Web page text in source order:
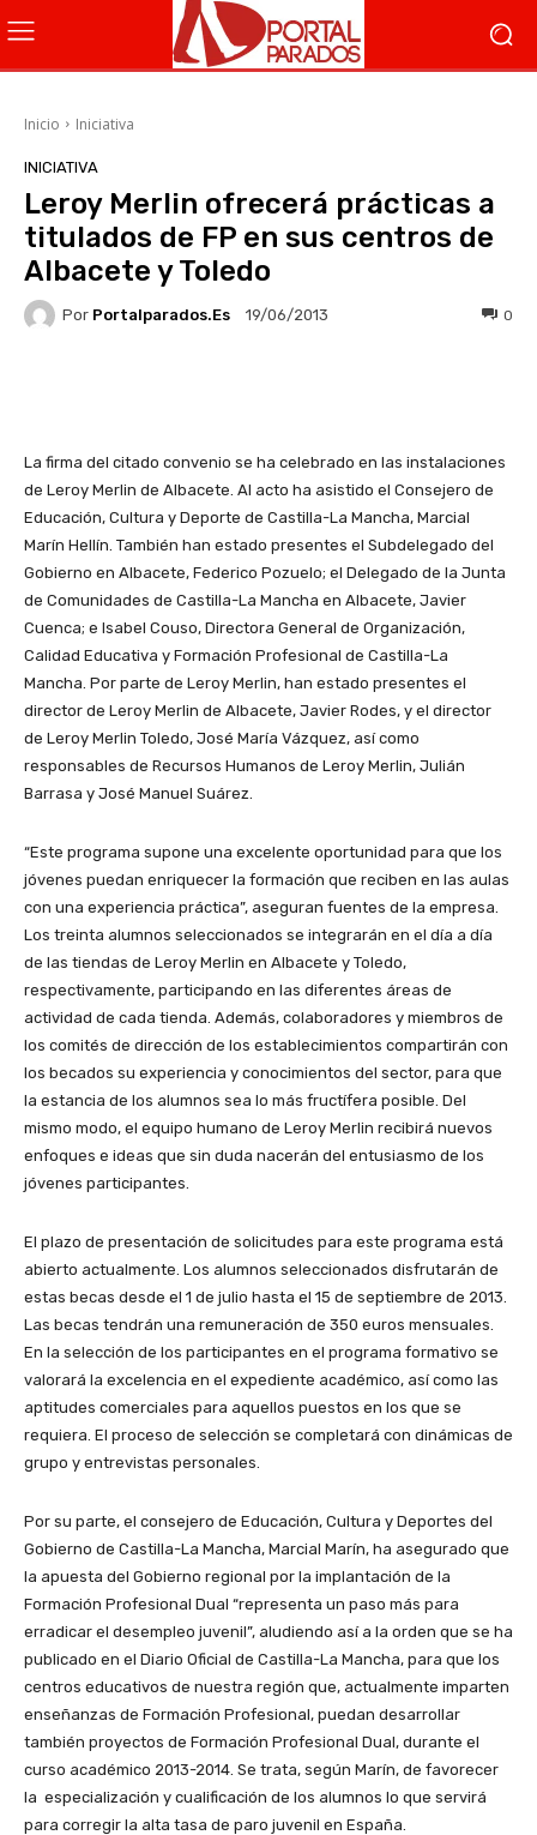
Inicio Iniciativa
INICIATIVA
Leroy Merlin ofrecerá prácticas a
titulados de FP en sus centros de
Albacete y Toledo
Por Portalparados.es 19/06/2013 0
La firma del citado convenio se ha celebrado en las instalaciones
de Leroy Merlin de Albacete. Al acto ha asistido el Consejero de
Educación, Cultura y Deporte de Castilla-La Mancha, Marcial
Marín Hellín. También han estado presentes el Subdelegado del
Gobierno en Albacete, Federico Pozuelo; el Delegado de la Junta
de Comunidades de Castilla-La Mancha en Albacete, Javier
Cuenca; e Isabel Couso, Directora General de Organización,
Calidad Educativa y Formación Profesional de Castilla-La
Mancha. Por parte de Leroy Merlin, han estado presentes el
director de Leroy Merlin de Albacete, Javier Rodes, y el director
de Leroy Merlin Toledo, José María Vázquez, así como
responsables de Recursos Humanos de Leroy Merlin, Julián
Barrasa y José Manuel Suárez.
“Este programa supone una excelente oportunidad para que los
jóvenes puedan enriquecer la formación que reciben en las aulas
con una experiencia práctica”, aseguran fuentes de la empresa.
Los treinta alumnos seleccionados se integrarán en el día a día
de las tiendas de Leroy Merlin en Albacete y Toledo,
respectivamente, participando en las diferentes áreas de
actividad de cada tienda. Además, colaboradores y miembros de
los comités de dirección de los establecimientos compartirán con
los becados su experiencia y conocimientos del sector, para que
la estancia de los alumnos sea lo más fructífera posible. Del
mismo modo, el equipo humano de Leroy Merlin recibirá nuevos
enfoques e ideas que sin duda nacerán del entusiasmo de los
jóvenes participantes.
El plazo de presentación de solicitudes para este programa está
abierto actualmente. Los alumnos seleccionados disfrutarán de
estas becas desde el 1 de julio hasta el 15 de septiembre de 2013.
Las becas tendrán una remuneración de 350 euros mensuales.
En la selección de los participantes en el programa formativo se
valorará la excelencia en el expediente académico, así como las
aptitudes comerciales para aquellos puestos en los que se
requiera. El proceso de selección se completará con dinámicas de
grupo y entrevistas personales.
Por su parte, el consejero de Educación, Cultura y Deportes del
Gobierno de Castilla-La Mancha, Marcial Marín, ha asegurado que
la apuesta del Gobierno regional por la implantación de la
Formación Profesional Dual “representa un paso más para
erradicar el desempleo juvenil”, aludiendo así a la orden que se ha
publicado en el Diario Oficial de Castilla-La Mancha, para que los
centros educativos de nuestra región que, actualmente imparten
enseñanzas de Formación Profesional, puedan desarrollar
también proyectos de Formación Profesional Dual, durante el
curso académico 2013-2014. Se trata, según Marín, de favorecer
la especialización y cualificación de los alumnos lo que servirá
para corregir la alta tasa de paro juvenil en España.